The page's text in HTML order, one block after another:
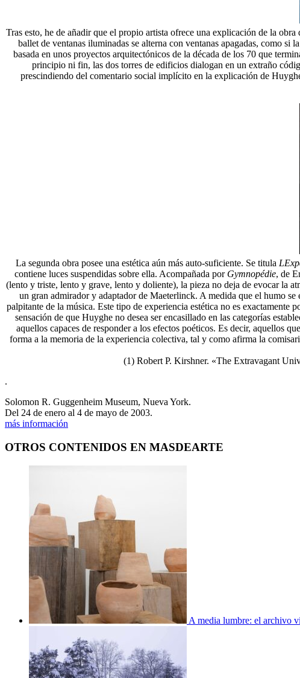
Tras esto, he de añadir que el propio artista ofrece una explicación de la
ballet de ventanas iluminadas se alterna con ventanas apagadas, como
basada en unos proyectos arquitectónicos de la década de los 70 que
principio ni fin, las dos torres de edificios dialogan en un extraño
prescindiendo del comentario social implícito en la explicación de
La segunda obra posee una estética aún más auto-suficiente. Se titula
contiene luces suspendidas sobre ella. Acompañada por Gymnopédie, de
(lento y triste, lento y grave, lento y doliente), la pieza no deja de evocar la
un gran admirador y adaptador de Maeterlinck. A medida que el humo
palpitante de la música. Este tipo de experiencia estética no es
sensación de que Huyghe no desea ser encasillado en las categorías
aquellos capaces de responder a los efectos poéticos. Es decir, aquellos
forma a la memoria de la experiencia colectiva, tal y como afirma la
(1) Robert P. Kirshner. «The Extravagant
.
Solomon R. Guggenheim Museum, Nueva York.
Del 24 de enero al 4 de mayo de 2003.
más información
OTROS CONTENIDOS EN MASDEARTE
A media lumbre: el archivo